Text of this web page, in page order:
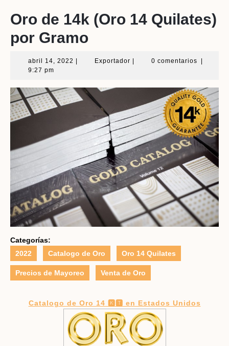
Oro de 14k (Oro 14 Quilates)
por Gramo
abril 14, 2022 abril
ExportadorExportador0 comentarios
9:27 pm
Categorías:
2022
Catalogo de Oro Oro 14 Quilates
Precios de Mayoreo Venta de Oro
Catalogo de Oro 14 🅺🆃 en Estados Unidos